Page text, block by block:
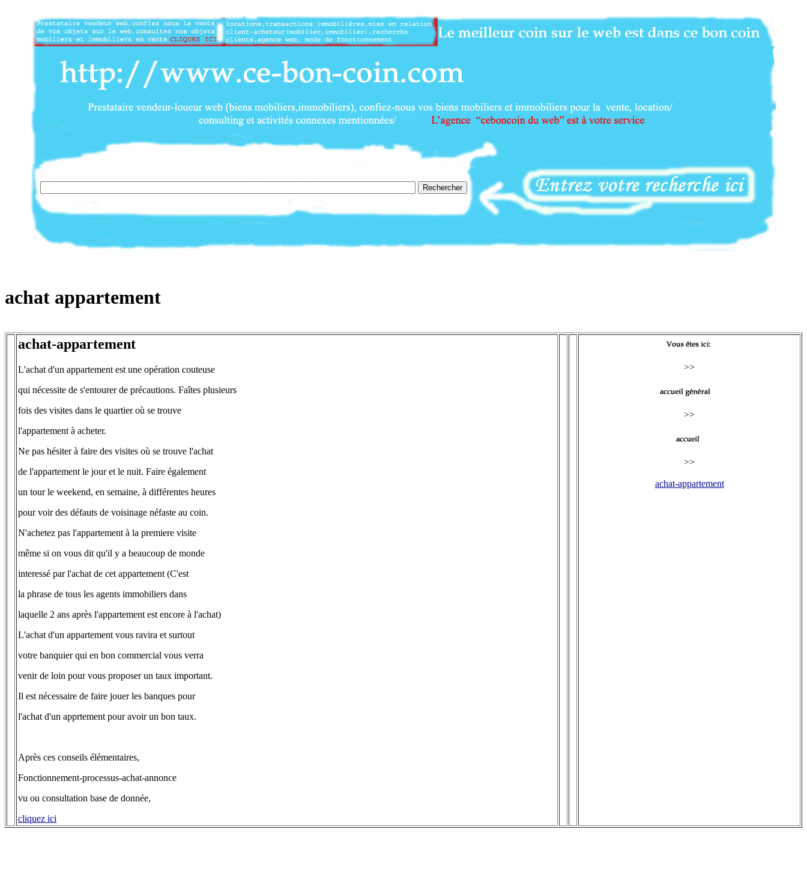
achat appartement
achat-appartement
L'achat d'un appartement est une opération couteuse
qui nécessite de s'entourer de précautions. Faîtes plusieurs
fois des visites dans le quartier où se trouve
l'appartement à acheter.
Ne pas hésiter à faire des visites où se trouve l'achat
de l'appartement le jour et le nuit. Faire également
un tour le weekend, en semaine, à différentes heures
pour voir des défauts de voisinage néfaste au coin.
N'achetez pas l'appartement à la premiere visite
même si on vous dit qu'il y a beaucoup de monde
interessé par l'achat de cet appartement (C'est
la phrase de tous les agents immobiliers dans
laquelle 2 ans après l'appartement est encore à l'achat)
L'achat d'un appartement vous ravira et surtout
votre banquier qui en bon commercial vous verra
venir de loin pour vous proposer un taux important.
Il est nécessaire de faire jouer les banques pour
l'achat d'un apprtement pour avoir un bon taux.
Après ces conseils élémentaires,
Fonctionnement-processus-achat-annonce
vu ou consultation base de donnée,
cliquez ici
>>
>>
>>
achat-appartement